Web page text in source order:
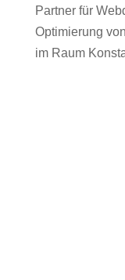
Partner für
Optimierung
im Raum